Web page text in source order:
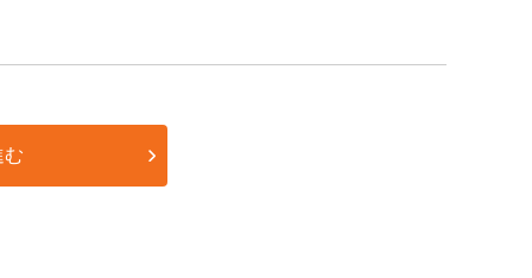
む